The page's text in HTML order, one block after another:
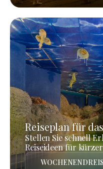
Reiseplan für
Stellen Sie schnell
Reiseideen für